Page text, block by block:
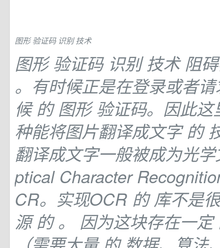
图形验证码 识别技术
图形验证码 识别 技术 阻
。有时候正是在登录或者
候的图形验证码。因此
种能将图片翻译成文字的
翻译成文字一般被成为光
ptical Character
CR。实现OCR 的库不是
源的。 因为这块存在一定